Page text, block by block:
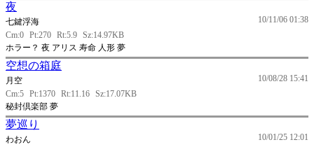
夜
10/11/06 01:38
七鍵浮海
Cm:0 Pt:270 Rt:5.9 Sz:14.97KB
ホラー？ 夜 アリス 寿命 人形 夢
空想の箱庭
10/08/28 15:41
月空
Cm:5 Pt:1370 Rt:11.16 Sz:17.07KB
秘封倶楽部 夢
夢巡り
10/01/25 12:01
わおん